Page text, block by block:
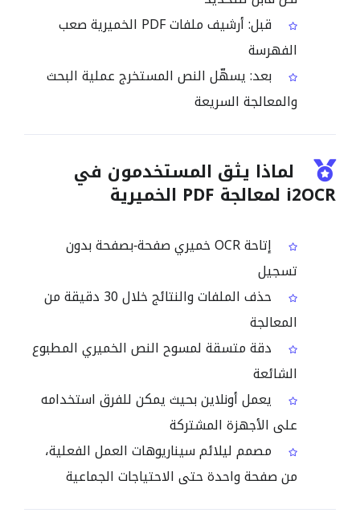
قبل: أرشيف ملفات PDF الخميرية صعب
الفهرسة
بعد: يسهّل النص المستخرج عملية البحث
والمعالجة السريعة
لماذا يثق المستخدمون في
i2OCR لمعالجة PDF الخميرية
إتاحة OCR خميري صفحة‑بصفحة بدون
تسجيل
حذف الملفات والنتائج خلال 30 دقيقة من
المعالجة
دقة متسقة لمسوح النص الخميري المطبوع
الشائعة
يعمل أونلاين بحيث يمكن للفرق استخدامه
على الأجهزة المشتركة
مصمم ليلائم سيناريوهات العمل الفعلية،
من صفحة واحدة حتى الاحتياجات الجماعية